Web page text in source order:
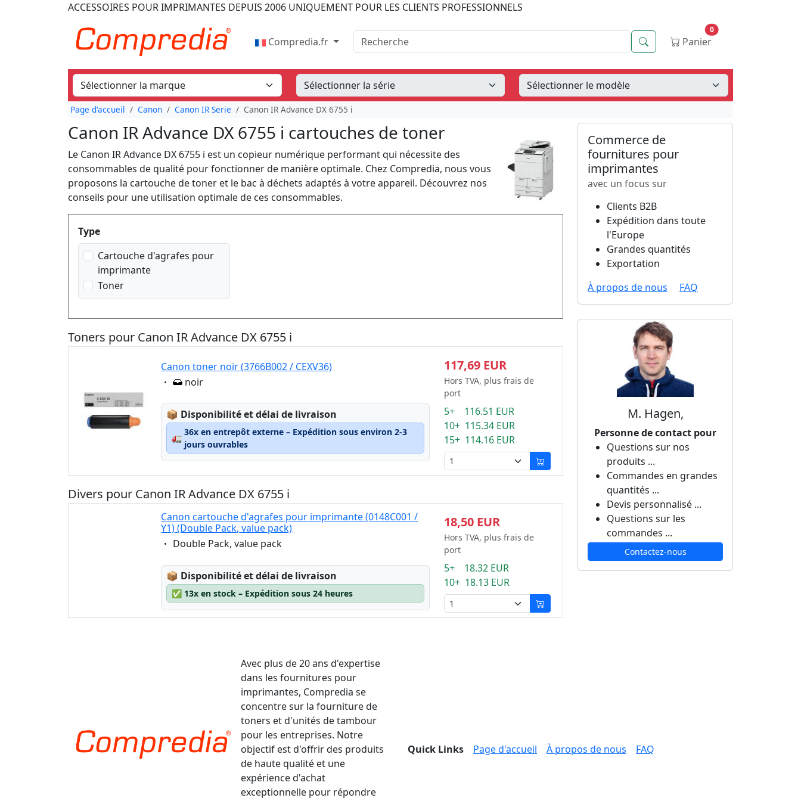
ACCESSOIRES POUR IMPRIMANTES DEPUIS 2006 UNIQUEMENT POUR LES CLIENTS PROFESSIONNELS
Compredia.fr Recherche RecherchePanier
0
Page d'accueil Canon Canon IR Serie Canon IR Advance DX 6755 i
Canon IR Advance DX 6755 i cartouches de toner
Le Canon IR Advance DX 6755 i est un copieur numérique performant qui nécessite des
consommables de qualité pour fonctionner de manière optimale. Chez Compredia, nous vous
proposons la cartouche de toner et le bac à déchets adaptés à votre appareil. Découvrez nos
conseils pour une utilisation optimale de ces consommables.
Produktfilter
Type
Cartouche d'agrafes pour
imprimante
Toner
Toners pour Canon IR Advance DX 6755 i
Canon toner noir (3766B002 / CEXV36)
Eigenschaft:
noir
📦 Lagerstatus:
Disponibilité et délai de livraison
🚛
36x en entrepôt externe – Expédition sous environ 2-3
jours ouvrables
117,69 EUR
Hors TVA, plus frais de
port
5+ 116.51 EUR
10+ 115.34 EUR
15+ 114.16 EUR
Divers pour Canon IR Advance DX 6755 i
Canon cartouche d'agrafes pour imprimante (0148C001 /
Y1) (Double Pack, value pack)
Eigenschaft:
Double Pack, value pack
📦 Lagerstatus:
Disponibilité et délai de livraison
✅ 13x en stock – Expédition sous 24 heures
18,50 EUR
Hors TVA, plus frais de
port
5+ 18.32 EUR
10+ 18.13 EUR
Commerce de
fournitures pour
imprimantes
avec un focus sur
Clients B2B
Expédition dans toute
l'Europe
Grandes quantités
Exportation
À propos de nous
FAQ
M. Hagen,
Personne de contact pour
Questions sur nos
produits ...
Commandes en grandes
quantités ...
Devis personnalisé ...
Questions sur les
commandes ...
Contactez-nous
Avec plus de 20 ans d'expertise
dans les fournitures pour
imprimantes, Compredia se
concentre sur la fourniture de
toners et d'unités de tambour
pour les entreprises. Notre
objectif est d'offrir des produits
de haute qualité et une
expérience d'achat
exceptionnelle pour répondre
Quick Links Page d'accueil À propos de nous FAQ